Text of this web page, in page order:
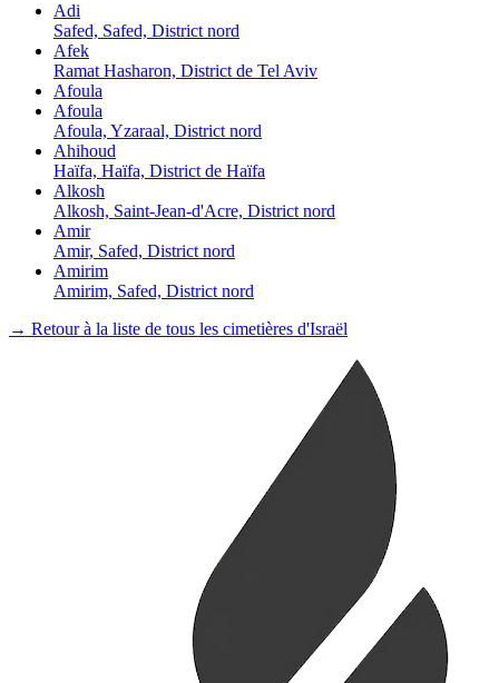
Adi
Safed, Safed, District nord
Afek
Ramat Hasharon, District de Tel Aviv
Afoula
Afoula
Afoula, Yzaraal, District nord
Ahihoud
Haïfa, Haïfa, District de Haïfa
Alkosh
Alkosh, Saint-Jean-d'Acre, District nord
Amir
Amir, Safed, District nord
Amirim
Amirim, Safed, District nord
→ Retour à la liste de tous les cimetières d'Israël